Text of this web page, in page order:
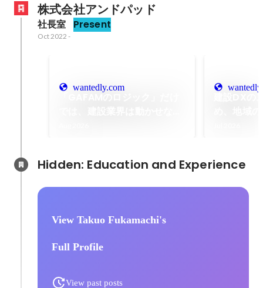
株式会社アンドパッド
社長室 Present
Oct 2022 -
wantedly.com
のベット
View Takuo Fukamachi's
Full Profile
View past posts